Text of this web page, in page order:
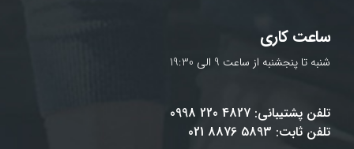
ساعت کاری
شنبه تا پنجشنبه از ساعت 9 الی 19:30
تلفن پشتیبانی: 4827 220 0998
تلفن ثابت: 5893 8876 021